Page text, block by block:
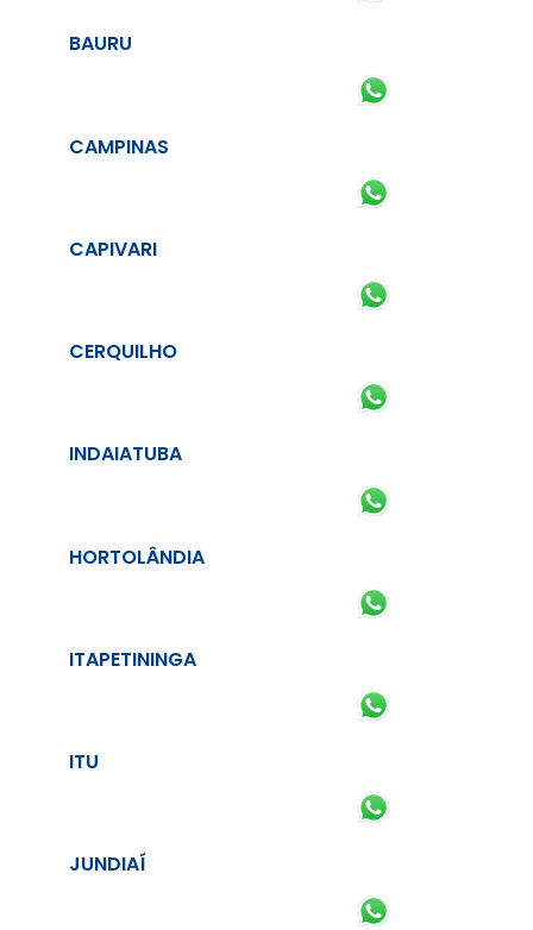
BAURU
CAMPINAS
CAPIVARI
CERQUILHO
INDAIATUBA
HORTOLÂNDIA
ITAPETININGA
ITU
JUNDIAÍ